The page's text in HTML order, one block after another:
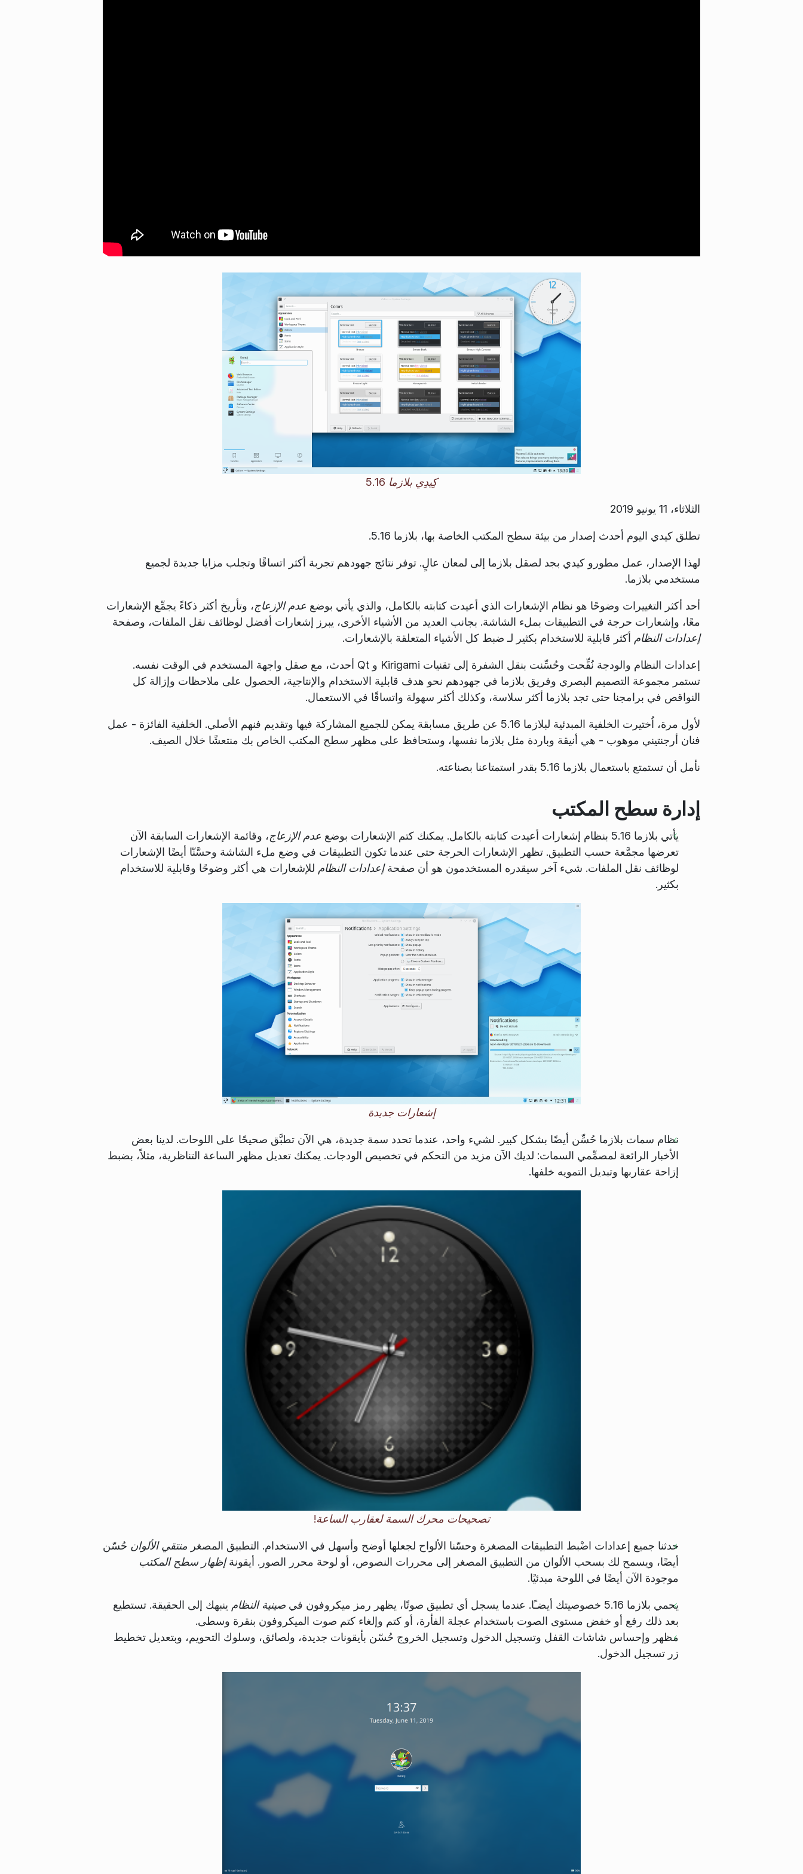
كِيدِي بلازما 5.16
الثلاثاء، 11 يونيو 2019
تطلق كيدي اليوم أحدث إصدار من بيئة سطح المكتب الخاصة بها، بلازما 5.16.
لهذا الإصدار، عمل مطورو كيدي بجد لصقل بلازما إلى لمعان عالٍ. توفر نتائج جهودهم تجربة أكثر اتساقًا وتجلب مزايا جديدة لجميع
مستخدمي بلازما.
أحد أكثر التغييرات وضوحًا هو نظام الإشعارات الذي أعيدت كتابته بالكامل، والذي يأتي بوضع عدم الإزعاج، وتأريخ أكثر ذكاءً يجمِّع الإشعارات
معًا، وإشعارات حرجة في التطبيقات بملء الشاشة. بجانب العديد من الأشياء الأخرى، يبرز إشعارات أفضل لوظائف نقل الملفات، وصفحة
إعدادات النظام أكثر قابلية للاستخدام بكثير لـ ضبط كل الأشياء المتعلقة بالإشعارات.
إعدادات النظام والودجة نُقِّحت وحُسِّنت بنقل الشفرة إلى تقنيات Kirigami و Qt أحدث، مع صقل واجهة المستخدم في الوقت نفسه.
تستمر مجموعة التصميم البصري وفريق بلازما في جهودهم نحو هدف قابلية الاستخدام والإنتاجية، الحصول على ملاحظات وإزالة كل
النواقص في برامجنا حتى تجد بلازما أكثر سلاسة، وكذلك أكثر سهولة واتساقًا في الاستعمال.
لأول مرة، اُختيرت الخلفية المبدئية لبلازما 5.16 عن طريق مسابقة يمكن للجميع المشاركة فيها وتقديم فنهم الأصلي. الخلفية الفائزة - عمل
فنان أرجنتيني موهوب - هي أنيقة وباردة مثل بلازما نفسها، وستحافظ على مظهر سطح المكتب الخاص بك منتعشًا خلال الصيف.
نأمل أن تستمتع باستعمال بلازما 5.16 بقدر استمتاعنا بصناعته.
إدارة سطح المكتب
يأتي بلازما 5.16 بنظام إشعارات أعيدت كتابته بالكامل. يمكنك كتم الإشعارات بوضع عدم الإزعاج، وقائمة الإشعارات السابقة الآن
تعرضها مجمَّعة حسب التطبيق. تظهر الإشعارات الحرجة حتى عندما تكون التطبيقات في وضع ملء الشاشة وحسَّنّا أيضًا الإشعارات
لوظائف نقل الملفات. شيء آخر سيقدره المستخدمون هو أن صفحةإعدادات النظام للإشعارات هي أكثر وضوحًا وقابلية للاستخدام
بكثير.
إشعارات جديدة
نظام سمات بلازما حُسِّن أيضًا بشكل كبير. لشيء واحد، عندما تحدد سمة جديدة، هي الآن تطبَّق صحيحًا على اللوحات. لدينا بعض
الأخبار الرائعة لمصمِّمي السمات: لديك الآن مزيد من التحكم في تخصيص الودجات. يمكنك تعديل مظهر الساعة التناظرية، مثلاً، بضبط
إزاحة عقاربها وتبديل التمويه خلفها.
تصحيحات محرك السمة لعقارب الساعة!
حدثنا جميع إعدادات اضْبط التطبيقات المصغرة وحسّنا الألواح لجعلها أوضح وأسهل في الاستخدام. التطبيق المصغر منتقي الألوان حُسّن
أيضًا، ويسمح لك بسحب الألوان من التطبيق المصغر إلى محررات النصوص، أو لوحة محرر الصور. أيقونةإظهار سطح المكتب
موجودة الآن أيضًا في اللوحة مبدئيًا.
يحمي بلازما 5.16 خصوصيتك أيضـًا. عندما يسجل أي تطبيق صوتًا، يظهر رمز ميكروفون في صينية النظام ينبهك إلى الحقيقة. تستطيع
بعد ذلك رفع أو خفض مستوى الصوت باستخدام عجلة الفأرة، أو كتم وإلغاء كتم صوت الميكروفون بنقرة وسطى.
مظهر وإحساس شاشات القفل وتسجيل الدخول وتسجيل الخروج حُسّن بأيقونات جديدة، ولصائق، وسلوك التحويم، وبتعديل تخطيط
زر تسجيل الدخول.